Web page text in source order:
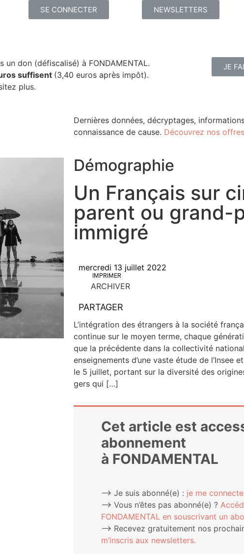
SE CONNECTER NEWSLETTERS
un don (défiscalisé) à FONDAMENTAL.
suffisent (3,40 euros après impôt).
plus.
JE
Dernières données, décryptages,
connaissance de cause. Découvrez nos
Démographie
Un Français sur
parent ou grand-
immigré
mercredi 13 juillet 2022
IMPRIMER
ARCHIVER
PARTAGER
L’intégration des étran­gers à la socié­té
conti­nue sur le moyen terme, chaque
que la pré­cé­dente dans la col­lec­ti­vi­té
ensei­gne­ments d’une vaste étude de l’Insee
le 5 juillet, por­tant sur la diver­si­té des
gers qui […]
Cet article est
abonnement
à FONDAMENTAL
⟶ Je suis abonné(e) : je me
⟶ Vous n’êtes pas abonné(e) ?
FONDAMENTAL en sous­cri­vant un
⟶ Rece­vez gra­tui­te­ment nos
m’ins­cris aux newsletters.